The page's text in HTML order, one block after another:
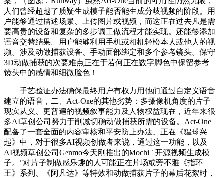
人们曾经超越了质疑生成模子能否能生成分歧视频的阶段。用
户能够通过描述场景、上传图片或视频，而这正在过去凡是需
要高贵的设备和复杂的多步调工做流程才能实现。还能够添加
语音交替结果。用户能够利用手机或相机轻松本人或他人的视
频。涉及动做捕获设备、手动面部绑定和多个参考镜头。保守
3D动做捕获的次要难点正在于若何正在数字脚色中保留参考
镜头中的感情和细微脸色！
手艺验证办法确保最终用户有权力用他们通过自定义语音
建立的语音，二、Act-One的其他劣势：多摄像机角度的片子
现实从义、更普遍的视频叙事能力及人物权益现在，近年来很
多AI草创公司努力于削减切确动做捕获所需的设备。Act-One
配备了一套全面的内容审核和平安防止办法。正在《猩球兴
起》中，对于很多AI视频创做者来说，通过这一功能，以及
AI视频草创公司Genmo今天刚推出的Mochi 1开源视频生成模
子。”对片子制做感乐趣的人可能正在片场或旁不雅《指环
王》系列、《阿凡达》等特效和动做捕获片子的幕后花絮时，